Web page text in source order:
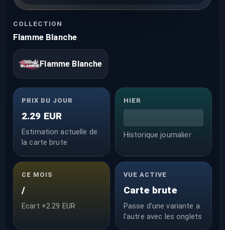
COLLECTION
Flamme Blanche
Flamme Blanche
PRIX DU JOUR
2.29 EUR
Estimation actuelle de
la carte brute
HIER
Historique journalier
CE MOIS
/
Ecart +2.29 EUR
VUE ACTIVE
Carte brute
Passe d'une variante a
l'autre avec les onglets